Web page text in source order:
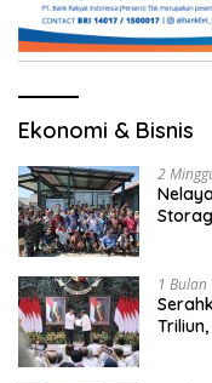
Ekonomi & Bisnis
2
1 Bulan